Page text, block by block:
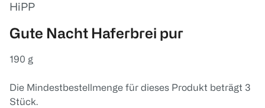
HiPP
Gute Nacht Haferbrei pur
190 g
Die Mindestbestellmenge für dieses Produkt beträgt 3
Stück.